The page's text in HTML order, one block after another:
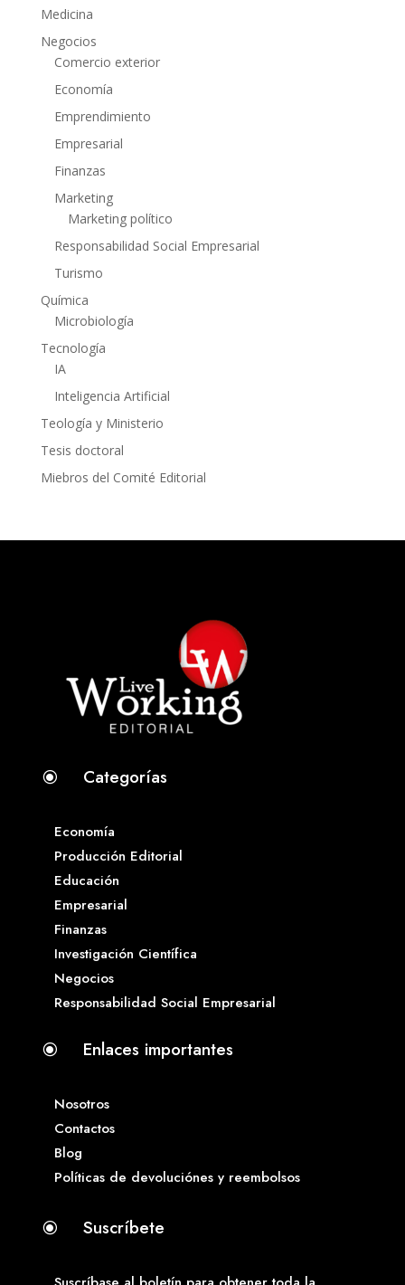
Medicina
Negocios
Comercio exterior
Economía
Emprendimiento
Empresarial
Finanzas
Marketing
Marketing político
Responsabilidad Social Empresarial
Turismo
Química
Microbiología
Tecnología
IA
Inteligencia Artificial
Teología y Ministerio
Tesis doctoral
Miebros del Comité Editorial
\ Categorías
Economía
Producción Editorial
Educación
Empresarial
Finanzas
Investigación Científica
Negocios
Responsabilidad Social Empresarial
\ Enlaces importantes
Nosotros
Contactos
Blog
Políticas de devoluciónes y reembolsos
\ Suscríbete